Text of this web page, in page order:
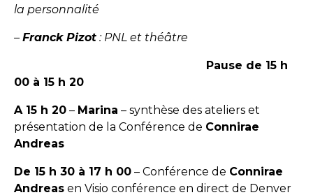
la personnalité
– Franck Pizot : PNL et théâtre
Pause de 15 h
00 à 15 h 20
A 15 h 20 – Marina – synthèse des ateliers et
présentation de la Conférence de Connirae
Andreas
De 15 h 30 à 17 h 00 – Conférence de Connirae
Andreas en Visio conférence en direct de Denver